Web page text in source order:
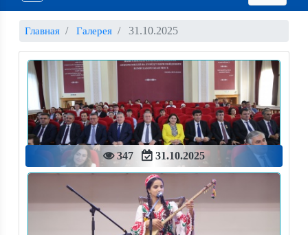
Главная Галерея 31.10.2025
347 31.10.2025